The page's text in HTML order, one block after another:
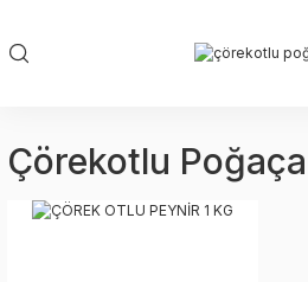
Çörekotlu Poğaça